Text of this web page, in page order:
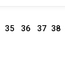
35 36 37 38